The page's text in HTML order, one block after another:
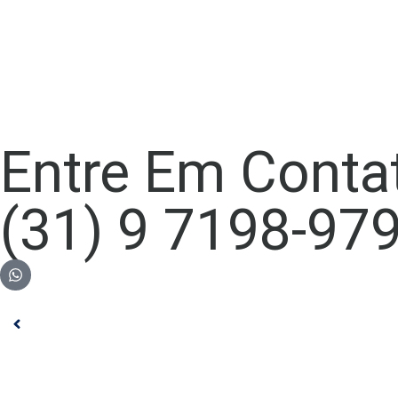
Entre Em
(31) 9 7198-